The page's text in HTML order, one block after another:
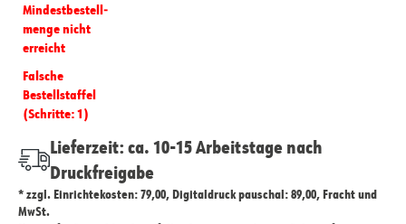
Mindest­­bestell­­
menge nicht
erreicht
Falsche
Bestellstaffel
(Schritte: 1)
Lieferzeit: ca. 10-15 Arbeitstage nach
Druckfreigabe
* zzgl. Einrichtekosten: 79,00, Digitaldruck pauschal: 89,00, Fracht und
MwSt.